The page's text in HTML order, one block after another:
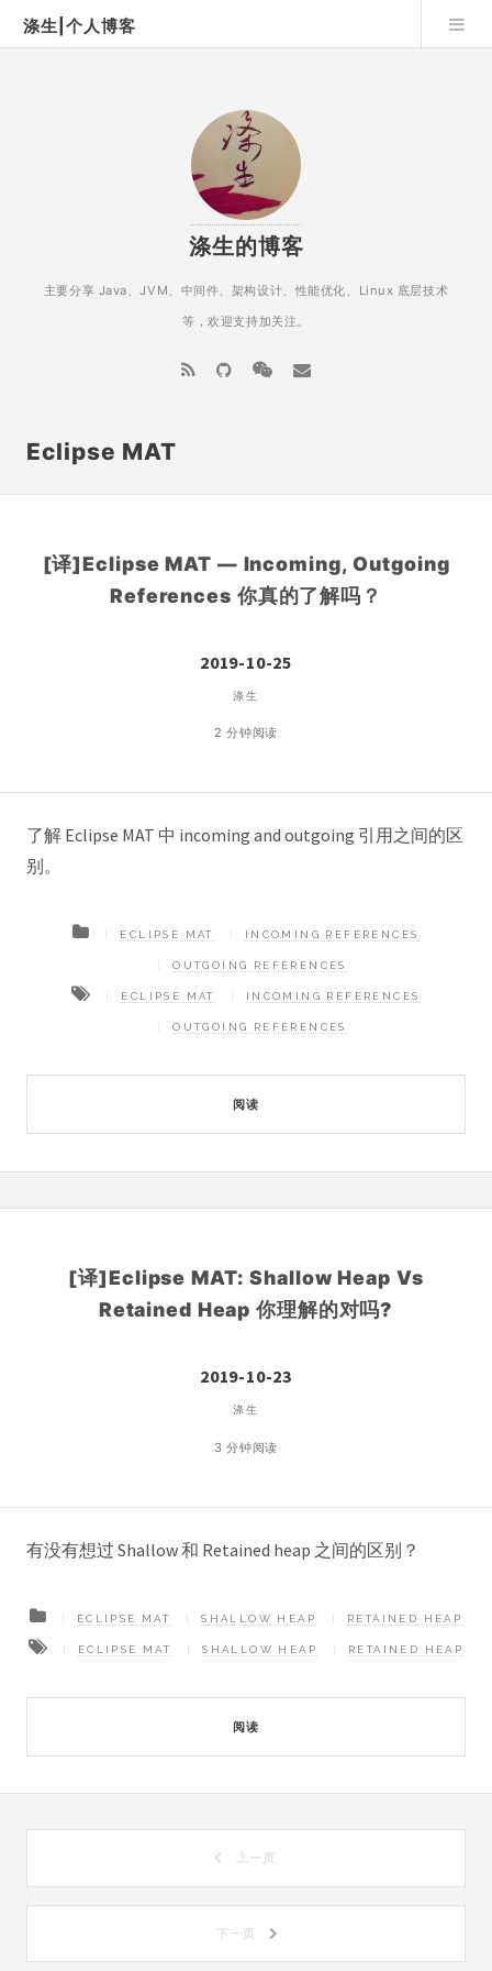
涤生|个人博客
涤生的博客
主要分享 Java、JVM、中间件、架构设计、性能优化、Linux 底层技术
等，欢迎支持加关注。
Eclipse MAT
[译]Eclipse MAT — Incoming, Outgoing
References 你真的了解吗？
2019-10-25
涤生
2 分钟阅读
了解 Eclipse MAT 中 incoming and outgoing 引用之间的区
别。
阅读
ECLIPSE MAT INCOMING REFERENCES
OUTGOING REFERENCES
ECLIPSE MAT INCOMING REFERENCES
OUTGOING REFERENCES
[译]Eclipse MAT: Shallow Heap Vs
Retained Heap 你理解的对吗?
2019-10-23
涤生
3 分钟阅读
有没有想过 Shallow 和 Retained heap 之间的区别？
阅读
ECLIPSE MAT SHALLOW HEAP RETAINED HEAP
ECLIPSE MAT SHALLOW HEAP RETAINED HEAP
上一页
下一页